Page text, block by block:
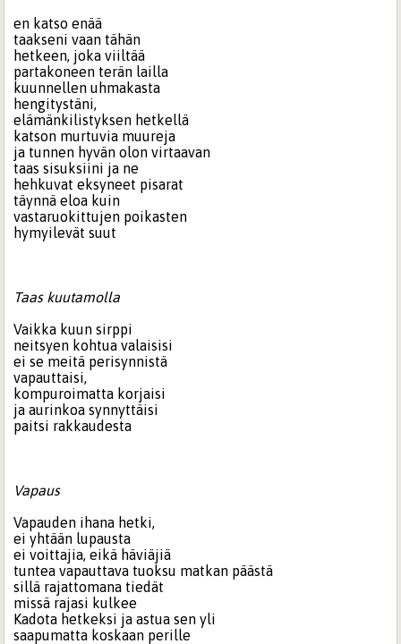
en katso enää
taakseni vaan tähän
hetkeen, joka viiltää
partakoneen terän lailla
kuunnellen uhmakasta
hengitystäni,
elämänkilistyksen hetkellä
katson murtuvia muureja
ja tunnen hyvän olon virtaavan
taas sisuksiini ja ne
hehkuvat eksyneet pisarat
täynnä eloa kuin
vastaruokittujen poikasten
hymyilevät suut
Taas kuutamolla
Vaikka kuun sirppi
neitsyen kohtua valaisisi
ei se meitä perisynnistä
vapauttaisi,
kompuroimatta korjaisi
ja aurinkoa synnyttäisi
paitsi rakkaudesta
Vapaus
Vapauden ihana hetki,
ei yhtään lupausta
ei voittajia, eikä häviäjiä
tuntea vapauttava tuoksu matkan päästä
sillä rajattomana tiedät
missä rajasi kulkee
Kadota hetkeksi ja astua sen yli
saapumatta koskaan perille